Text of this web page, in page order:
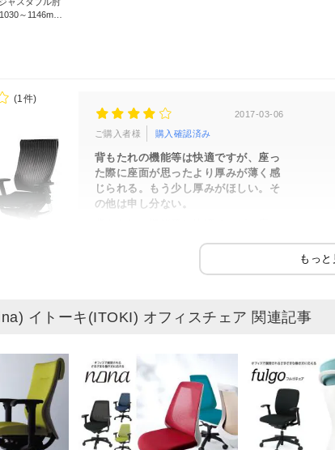
～1146mm
(1件)
T1T1SG
2017-03-06
ご購入者様
購入確認済み
背もたれの機能等は快適ですが、座っ
た際に座面が思ったより厚みが薄く感
じられる。もう少し厚みがほしい。そ
の他は申し分ない。
た際に座面が思ったより厚みが薄く感
品質 デザイン
イトーキ(ITOKI) オフィスチェア 関連記事